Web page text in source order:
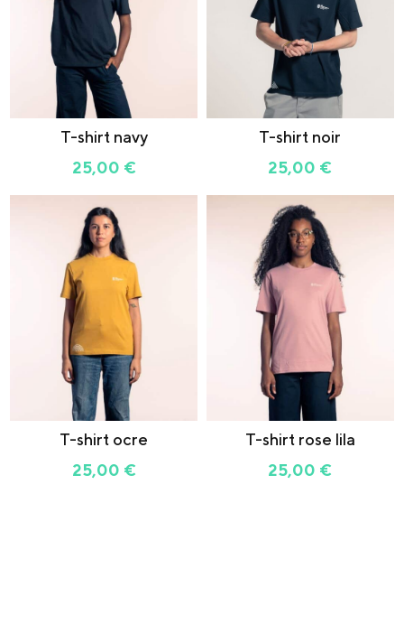
T-shirt navy
25,00 €
T-shirt noir
25,00 €
T-shirt ocre
25,00 €
T-shirt rose lila
25,00 €